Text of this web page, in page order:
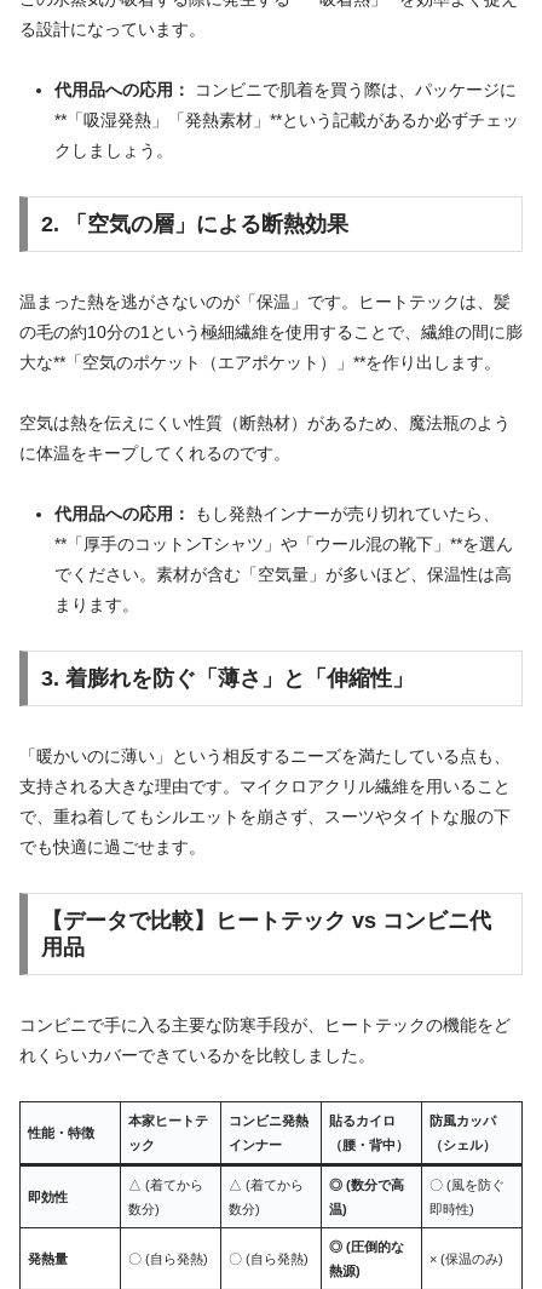
る設計になっています。
代用品への応用：
コンビニで肌着を買う際は、パッケージに
**「吸湿発熱」「発熱素材」**という記載があるか必ずチェッ
クしましょう。
2. 「空気の層」による断熱効果
温まった熱を逃がさないのが「保温」です。ヒートテックは、髪
の毛の約10分の1という極細繊維を使用することで、繊維の間に膨
大な**「空気のポケット（エアポケット）」**を作り出します。
空気は熱を伝えにくい性質（断熱材）があるため、魔法瓶のよう
に体温をキープしてくれるのです。
代用品への応用：
もし発熱インナーが売り切れていたら、
**「厚手のコットンTシャツ」や「ウール混の靴下」**を選ん
でください。素材が含む「空気量」が多いほど、保温性は高
まります。
3. 着膨れを防ぐ「薄さ」と「伸縮性」
「暖かいのに薄い」という相反するニーズを満たしている点も、
支持される大きな理由です。マイクロアクリル繊維を用いること
で、重ね着してもシルエットを崩さず、スーツやタイトな服の下
でも快適に過ごせます。
【データで比較】ヒートテック vs コンビニ代
用品
コンビニで手に入る主要な防寒手段が、ヒートテックの機能をど
れくらいカバーできているかを比較しました。
性能・特徴
本家ヒートテ
ック
コンビニ発熱
インナー
貼るカイロ
（腰・背中）
防風カッパ
（シェル）
即効性
△ (着てから
数分)
△ (着てから
数分)
◎ (数分で高
温)
〇 (風を防ぐ
即時性)
発熱量 〇 (自ら発熱) 〇 (自ら発熱)
◎ (圧倒的な
熱源)
× (保温のみ)